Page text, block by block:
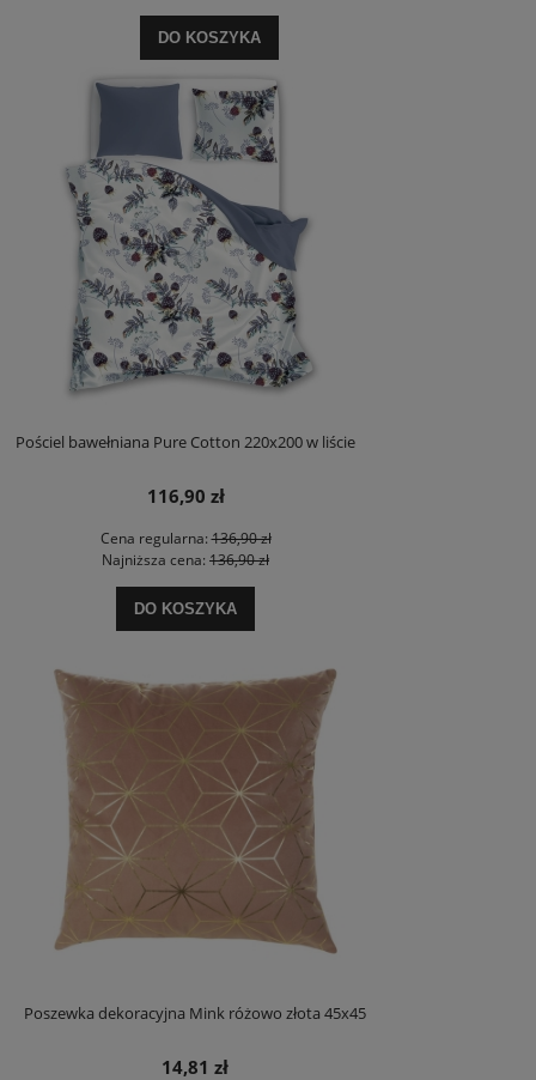
DO KOSZYKA
Pościel bawełniana Pure Cotton 220x200 w liście
116,90 zł
Cena regularna:136,90 zł
Najniższa cena: 136,90 zł
DO KOSZYKA
Poszewka dekoracyjna Mink różowo złota 45x45
14,81 zł